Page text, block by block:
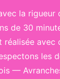
la
de 30
réalisée
les
—